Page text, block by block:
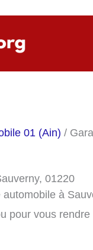
01 (Ain) /
01220
à
pour vous